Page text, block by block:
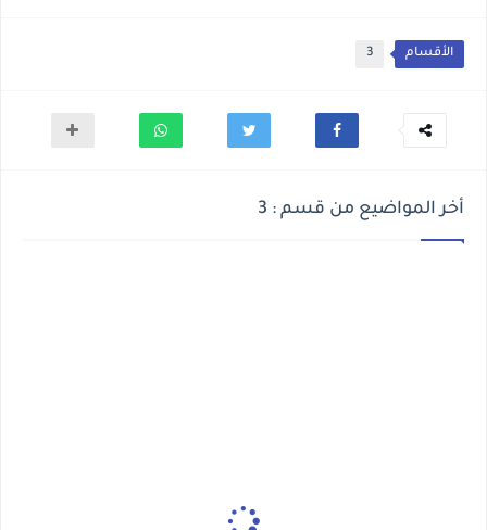
الأقسام 3
أخر المواضيع من قسم : 3